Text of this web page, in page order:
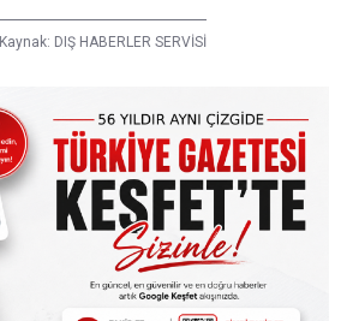
Kaynak: DIŞ HABERLER SERVİSİ